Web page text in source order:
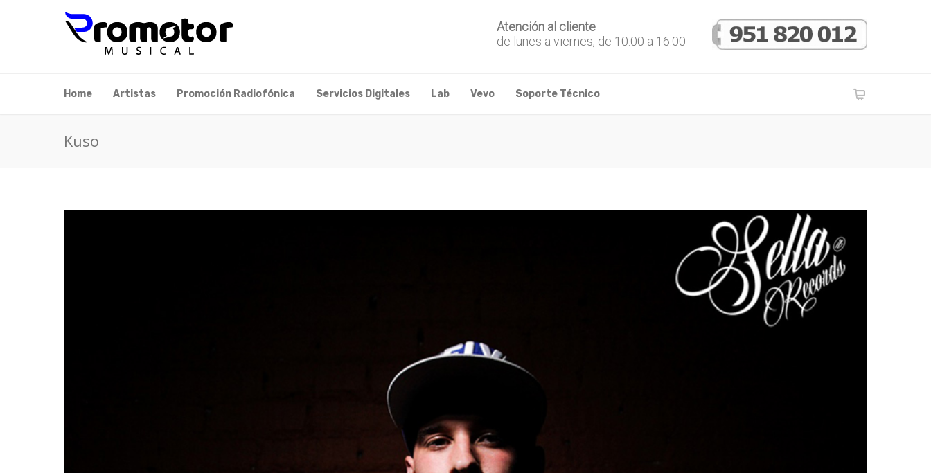
Atención al cliente
de lunes a viernes, de 10.00 a 16.00
Home Artistas Promoción Radiofónica Servicios Digitales Lab Vevo Soporte Técnico
Kuso